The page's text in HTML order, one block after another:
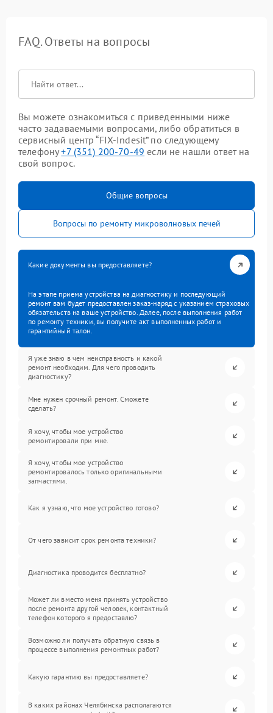
FAQ. Ответы на вопросы
Вы можете ознакомиться с приведенными ниже
часто задаваемыми вопросами, либо обратиться в
сервисный центр “FIX-Indesit” по следующему
телефону+7 (351) 200-70-49 если не нашли ответ на
свой вопрос.
Общие вопросы
Вопросы по ремонту микроволновых печей
Какие документы вы предоставляете?
На этапе приема устройства на диагностику и последующий
ремонт вам будет предоставлен заказ-наряд с указанием страховых
обязательств на ваше устройство. Далее, после выполнения работ
по ремонту техники, вы получите акт выполненных работ и
гарантийный талон.
Я уже знаю в чем неисправность и какой
ремонт необходим. Для чего проводить
диагностику?
Мне нужен срочный ремонт. Сможете
сделать?
Я хочу, чтобы мое устройство
ремонтировали при мне.
Я хочу, чтобы мое устройство
ремонтировалось только оригинальными
запчастями.
Как я узнаю, что мое устройство готово?
От чего зависит срок ремонта техники?
Диагностика проводится бесплатно?
Может ли вместо меня принять устройство
после ремонта другой человек, контактный
телефон которого я предоставлю?
Возможно ли получать обратную связь в
процессе выполнения ремонтных работ?
Какую гарантию вы предоставляете?
В каких районах Челябинска располагаются